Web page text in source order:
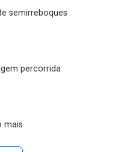
semirreboques
percorrida
mais